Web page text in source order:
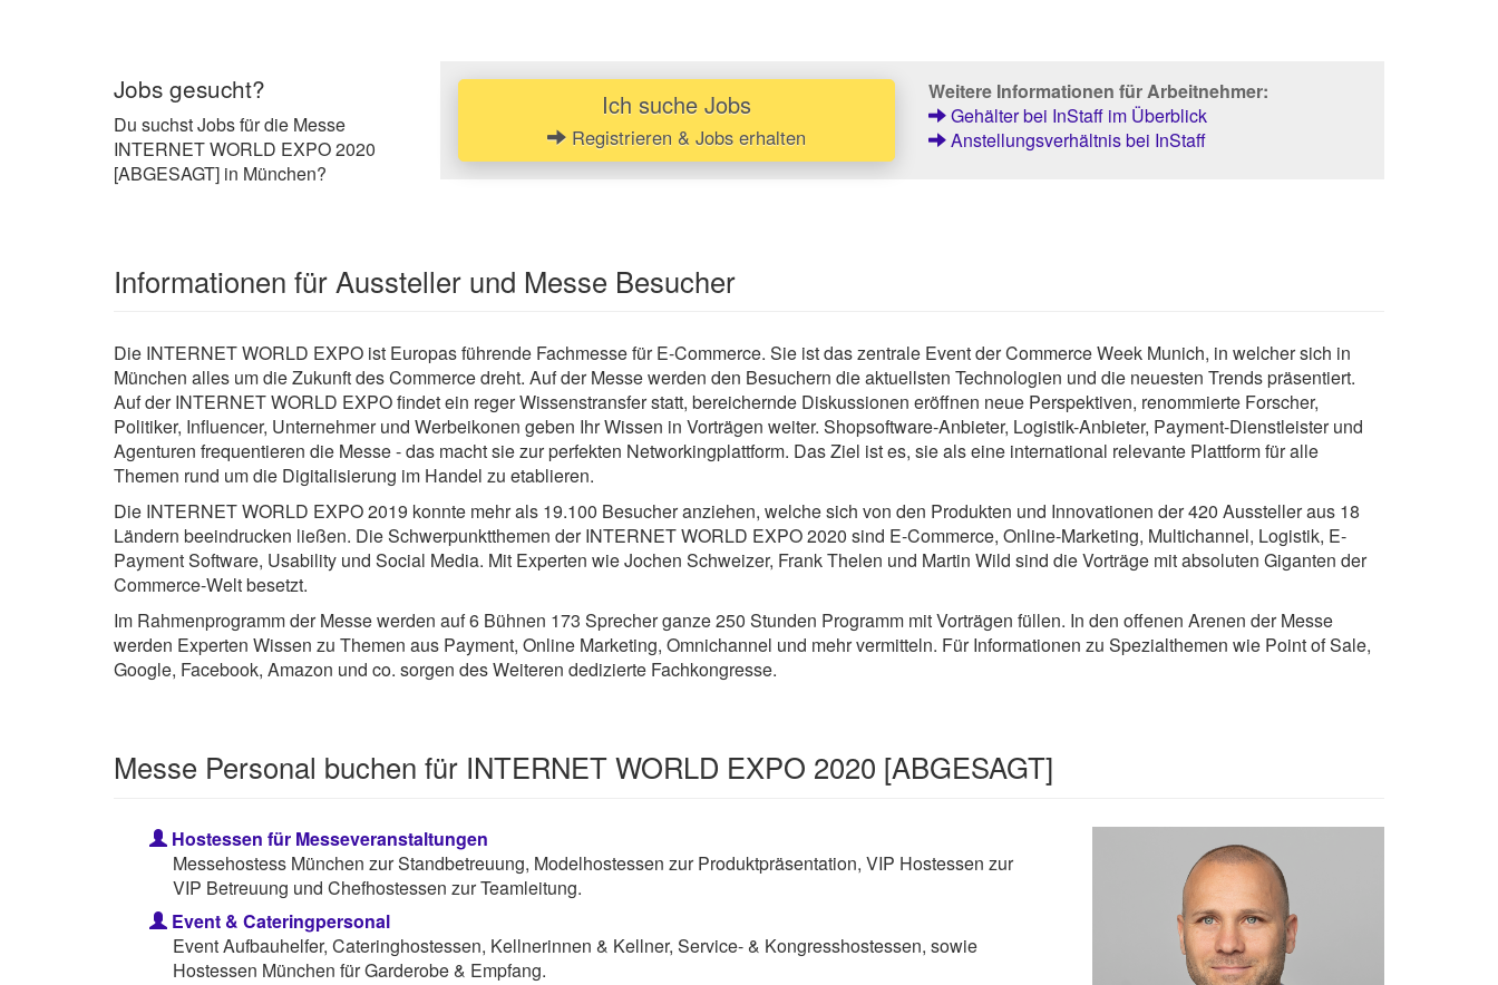
Jobs gesucht?
Du suchst Jobs für die Messe
INTERNET WORLD EXPO 2020
[ABGESAGT] in München?
Ich suche Jobs
Registrieren & Jobs erhalten
Weitere Informationen für Arbeitnehmer:
Gehälter bei InStaff im Überblick
Anstellungsverhältnis bei InStaff
Informationen für Aussteller und Messe Besucher
Die INTERNET WORLD EXPO ist Europas führende Fachmesse für E-Commerce. Sie ist das zentrale Event der Commerce Week Munich, in welcher sich in
München alles um die Zukunft des Commerce dreht. Auf der Messe werden den Besuchern die aktuellsten Technologien und die neuesten Trends präsentiert.
Auf der INTERNET WORLD EXPO findet ein reger Wissenstransfer statt, bereichernde Diskussionen eröffnen neue Perspektiven, renommierte Forscher,
Politiker, Influencer, Unternehmer und Werbeikonen geben Ihr Wissen in Vorträgen weiter. Shopsoftware-Anbieter, Logistik-Anbieter, Payment-Dienstleister und
Agenturen frequentieren die Messe - das macht sie zur perfekten Networkingplattform. Das Ziel ist es, sie als eine international relevante Plattform für alle
Themen rund um die Digitalisierung im Handel zu etablieren.
Die INTERNET WORLD EXPO 2019 konnte mehr als 19.100 Besucher anziehen, welche sich von den Produkten und Innovationen der 420 Aussteller aus 18
Ländern beeindrucken ließen. Die Schwerpunktthemen der INTERNET WORLD EXPO 2020 sind E-Commerce, Online-Marketing, Multichannel, Logistik, E-
Payment Software, Usability und Social Media. Mit Experten wie Jochen Schweizer, Frank Thelen und Martin Wild sind die Vorträge mit absoluten Giganten der
Commerce-Welt besetzt.
Im Rahmenprogramm der Messe werden auf 6 Bühnen 173 Sprecher ganze 250 Stunden Programm mit Vorträgen füllen. In den offenen Arenen der Messe
werden Experten Wissen zu Themen aus Payment, Online Marketing, Omnichannel und mehr vermitteln. Für Informationen zu Spezialthemen wie Point of Sale,
Google, Facebook, Amazon und co. sorgen des Weiteren dedizierte Fachkongresse.
Messe Personal buchen für INTERNET WORLD EXPO 2020 [ABGESAGT]
Hostessen für Messeveranstaltungen
Messehostess München zur Standbetreuung, Modelhostessen zur Produktpräsentation, VIP Hostessen zur
VIP Betreuung und Chefhostessen zur Teamleitung.
Event & Cateringpersonal
Event Aufbauhelfer, Cateringhostessen, Kellnerinnen & Kellner, Service- & Kongresshostessen, sowie
Hostessen München für Garderobe & Empfang.